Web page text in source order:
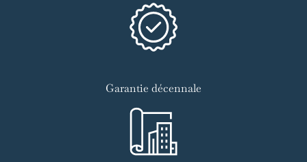
Garantie décennale